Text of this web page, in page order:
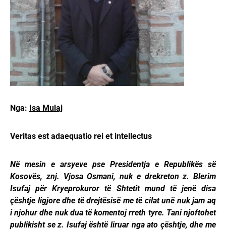
Nga: Isa Mulaj
Veritas est adaequatio rei et intellectus
Në mesin e arsyeve pse Presidentja e Republikës së
Kosovës, znj. Vjosa Osmani, nuk e drekreton z. Blerim
Isufaj për Kryeprokuror të Shtetit mund të jenë disa
çështje ligjore dhe të drejtësisë me të cilat unë nuk jam aq
i njohur dhe nuk dua të komentoj rreth tyre. Tani njoftohet
publikisht se z. Isufaj është liruar nga ato çështje, dhe me